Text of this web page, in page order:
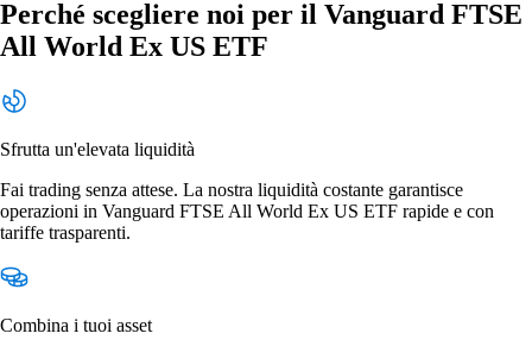
Perché scegliere noi per il Vanguard FTSE
All World Ex US ETF
Sfrutta un'elevata liquidità
Fai trading senza attese. La nostra liquidità costante garantisce
operazioni in Vanguard FTSE All World Ex US ETF rapide e con
tariffe trasparenti.
Combina i tuoi asset